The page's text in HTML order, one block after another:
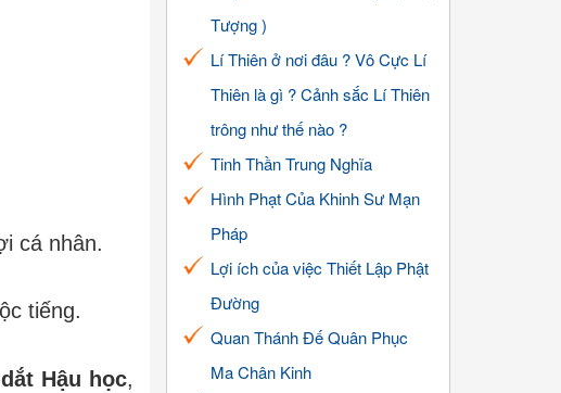
cá nhân.
tiếng.
Hậu học,
Tượng )
Lí Thiên ở nơi đâu ? Vô Cực Lí
Thiên là gì ? Cảnh sắc Lí Thiên
trông như thế nào ?
Tinh Thần Trung Nghĩa
Hình Phạt Của Khinh Sư Mạn
Pháp
Lợi ích của việc Thiết Lập Phật
Đường
Quan Thánh Đế Quân Phục
Ma Chân Kinh